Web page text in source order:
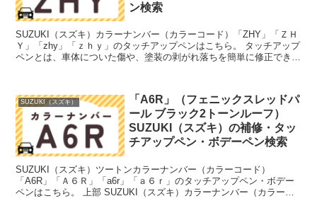
ン検索
SUZUKI（スズキ）カラーナンバー（カラーコード）「ZHY」「ＺＨ
Ｙ」「zhy」「ｚｈｙ」のタッチアップペンはこちら。 タッチアップ
ペンとは、車体についた傷や、塗装の剥がれ落ちを簡単に修正できる
SUZUKI（スズキ）
「A6R」（フェニックスレッドパ
ール ブラック2トーンルーフ）
SUZUKI（スズキ）の補修・タッ
チアップペン・ボデーペン検索
SUZUKI（スズキ）ツートンカラーナンバー（カラーコード）
「A6R」「Ａ６Ｒ」「a6r」「ａ６ｒ」のタッチアップペン・ボデー
ペンはこちら。 上部 SUZUKI（スズキ）カラーナンバー（カラーコ